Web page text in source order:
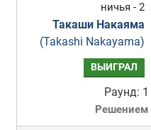
ничья - 2
Такаши Накаяма
(Takashi Nakayama)
ВЫИГРАЛ
Раунд: 1
Решением